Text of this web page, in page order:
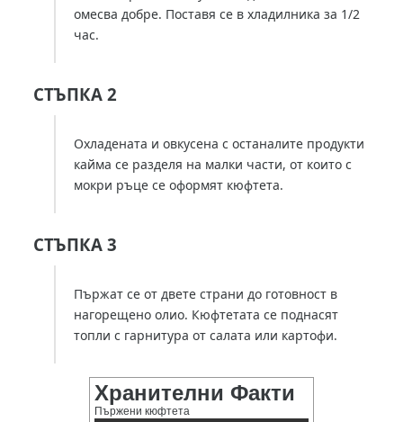
омесва добре. Поставя се в хладилника за 1/2
час.
СТЪПКА 2
Охладената и овкусена с останалите продукти
кайма се разделя на малки части, от които с
мокри ръце се оформят кюфтета.
СТЪПКА 3
Пържат се от двете страни до готовност в
нагорещено олио. Кюфтетата се поднасят
топли с гарнитура от салата или картофи.
Хранителни Факти
Пържени кюфтета